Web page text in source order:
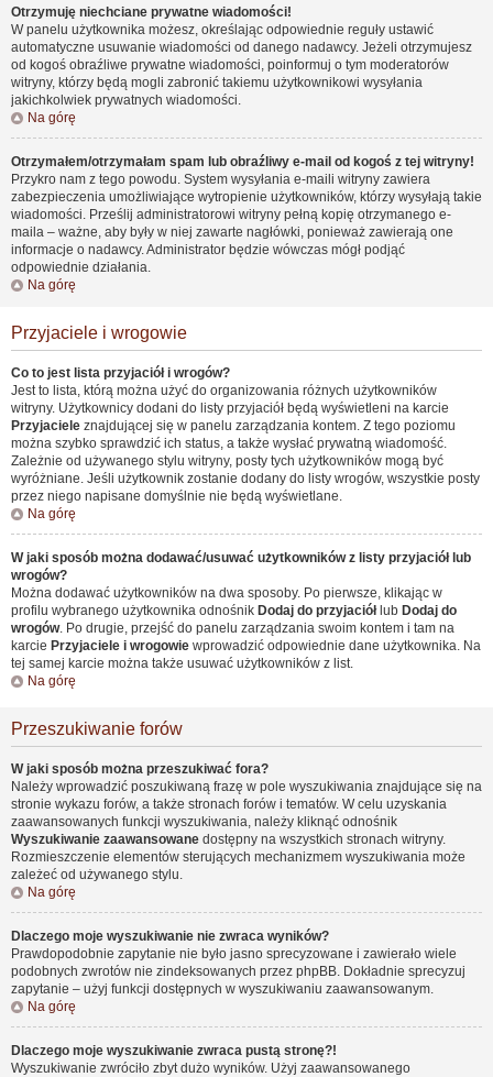
Otrzymuję niechciane prywatne wiadomości!
W panelu użytkownika możesz, określając odpowiednie reguły ustawić
automatyczne usuwanie wiadomości od danego nadawcy. Jeżeli otrzymujesz
od kogoś obraźliwe prywatne wiadomości, poinformuj o tym moderatorów
witryny, którzy będą mogli zabronić takiemu użytkownikowi wysyłania
jakichkolwiek prywatnych wiadomości.
Na górę
Otrzymałem/otrzymałam spam lub obraźliwy e-mail od kogoś z tej witryny!
Przykro nam z tego powodu. System wysyłania e-maili witryny zawiera
zabezpieczenia umożliwiające wytropienie użytkowników, którzy wysyłają takie
wiadomości. Prześlij administratorowi witryny pełną kopię otrzymanego e-
maila – ważne, aby były w niej zawarte nagłówki, ponieważ zawierają one
informacje o nadawcy. Administrator będzie wówczas mógł podjąć
odpowiednie działania.
Na górę
Przyjaciele i wrogowie
Co to jest lista przyjaciół i wrogów?
Jest to lista, którą można użyć do organizowania różnych użytkowników
witryny. Użytkownicy dodani do listy przyjaciół będą wyświetleni na karcie
Przyjaciele znajdującej się w panelu zarządzania kontem. Z tego poziomu
można szybko sprawdzić ich status, a także wysłać prywatną wiadomość.
Zależnie od używanego stylu witryny, posty tych użytkowników mogą być
wyróżniane. Jeśli użytkownik zostanie dodany do listy wrogów, wszystkie posty
przez niego napisane domyślnie nie będą wyświetlane.
Na górę
W jaki sposób można dodawać/usuwać użytkowników z listy przyjaciół lub
wrogów?
Można dodawać użytkowników na dwa sposoby. Po pierwsze, klikając w
profilu wybranego użytkownika odnośnik Dodaj do przyjaciółlub Dodaj do
wrogów. Po drugie, przejść do panelu zarządzania swoim kontem i tam na
karcie Przyjaciele i wrogowie wprowadzić odpowiednie dane użytkownika. Na
tej samej karcie można także usuwać użytkowników z list.
Na górę
Przeszukiwanie forów
W jaki sposób można przeszukiwać fora?
Należy wprowadzić poszukiwaną frazę w pole wyszukiwania znajdujące się na
stronie wykazu forów, a także stronach forów i tematów. W celu uzyskania
zaawansowanych funkcji wyszukiwania, należy kliknąć odnośnik
Wyszukiwanie zaawansowane dostępny na wszystkich stronach witryny.
Rozmieszczenie elementów sterujących mechanizmem wyszukiwania może
zależeć od używanego stylu.
Na górę
Dlaczego moje wyszukiwanie nie zwraca wyników?
Prawdopodobnie zapytanie nie było jasno sprecyzowane i zawierało wiele
podobnych zwrotów nie zindeksowanych przez phpBB. Dokładnie sprecyzuj
zapytanie – użyj funkcji dostępnych w wyszukiwaniu zaawansowanym.
Na górę
Dlaczego moje wyszukiwanie zwraca pustą stronę?!
Wyszukiwanie zwróciło zbyt dużo wyników. Użyj zaawansowanego